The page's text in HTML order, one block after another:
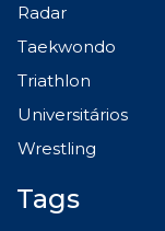
Radar
Taekwondo
Triathlon
Universitários
Wrestling
Tags